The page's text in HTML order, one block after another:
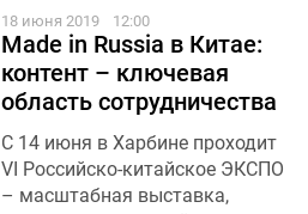
18 июня 2019 12:00
Made in Russia в Китае:
контент – ключевая
область сотрудничества
С 14 июня в Харбине проходит
VI Российско-китайское ЭКСПО
– масштабная выставка,